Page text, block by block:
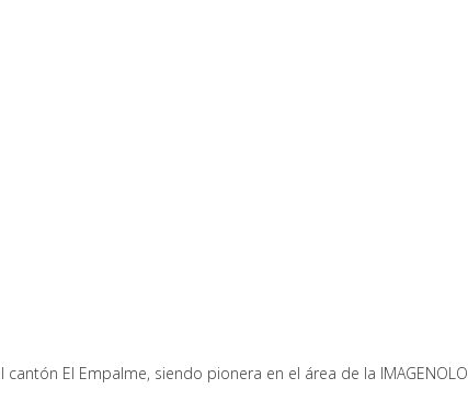
El Empalme, siendo pionera en el área de la